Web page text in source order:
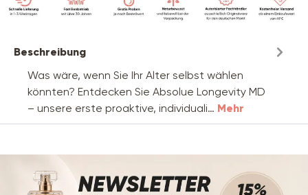
Beschreibung
Was wäre, wenn Sie Ihr Alter selbst wählen
könnten? Entdecken Sie Absolue Longevity MD
– unsere erste proaktive, individuali… Mehr